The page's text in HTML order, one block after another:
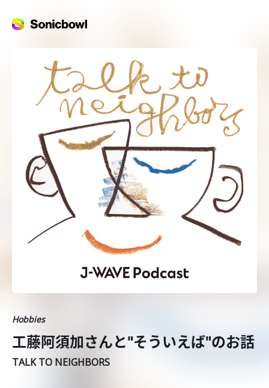
Hobbies
工藤阿須加さんと"そういえば"のお話
TALK TO NEIGHBORS